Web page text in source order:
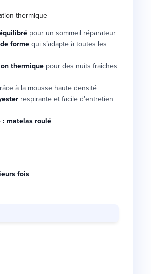
thermique
pour un sommeil réparateur
formequi s’adapte à toutes les
thermique pour des nuits fraîches
à la mousse haute densité
respirante et facile d’entretien
: matelas roulé
fois